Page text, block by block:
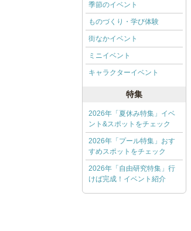
季節のイベント
ものづくり・学び体験
街なかイベント
ミニイベント
キャラクターイベント
特集
2026年「夏休み特集」イベ
ント&スポットをチェック
2026年「プール特集」おす
すめスポットをチェック
2026年「自由研究特集」行
けば完成！イベント紹介